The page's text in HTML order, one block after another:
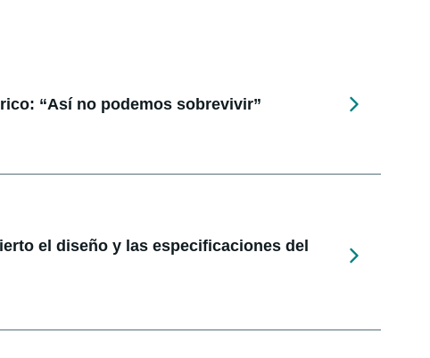
“Así no podemos sobrevivir”
el diseño y las especificaciones del